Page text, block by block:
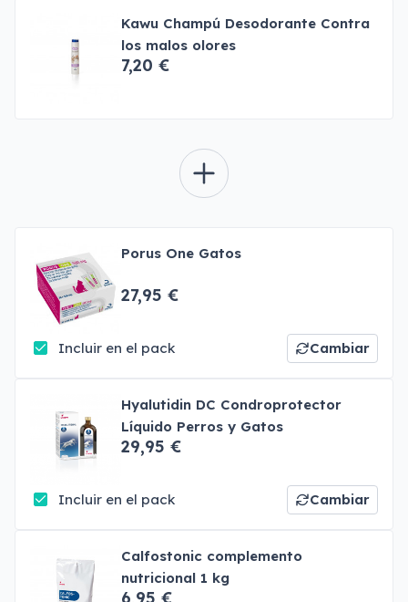
Kawu Champú Desodorante Contra
los malos olores
7,20 €
Porus One Gatos
27,95 €
Incluir en el pack Cambiar
Hyalutidin DC Condroprotector
Líquido Perros y Gatos
29,95 €
Incluir en el pack Cambiar
Calfostonic complemento
nutricional 1 kg